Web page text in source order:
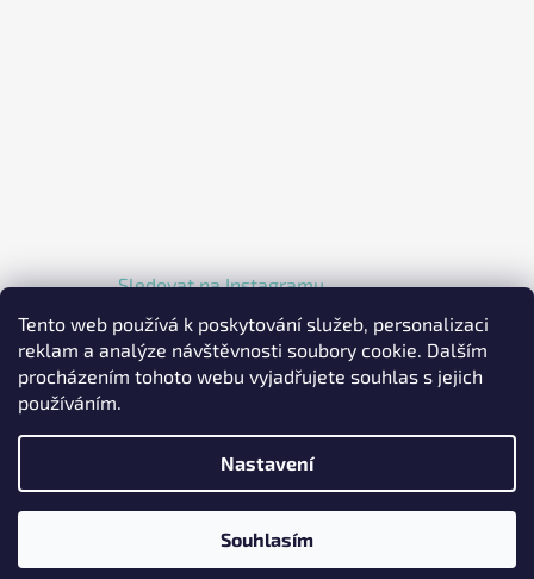
Tento web používá k poskytování služeb, personalizaci
reklam a analýze návštěvnosti soubory cookie. Dalším
procházením tohoto webu vyjadřujete souhlas s jejich
používáním.
Nastavení
Souhlasím
Sledovat na Instagramu
Vytvořil Shoptet
Copyright 2026EKOLKA.CZ - Elektrické jednokolky a
. Všechna práva vyhrazena.
cookies